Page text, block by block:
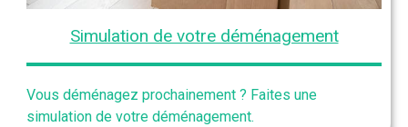
Simulation de votre déménagement
Vous déménagez prochainement ? Faites une
simulation de votre déménagement.